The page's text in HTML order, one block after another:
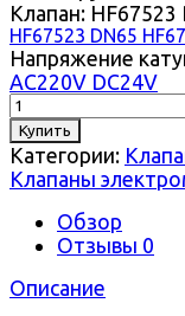
Клапан: HF67523
HF67523 DN65
Напряжение
AC220V DC24V
Купить
Категории:
Клапаны
Обзор
Отзывы 0
Описание